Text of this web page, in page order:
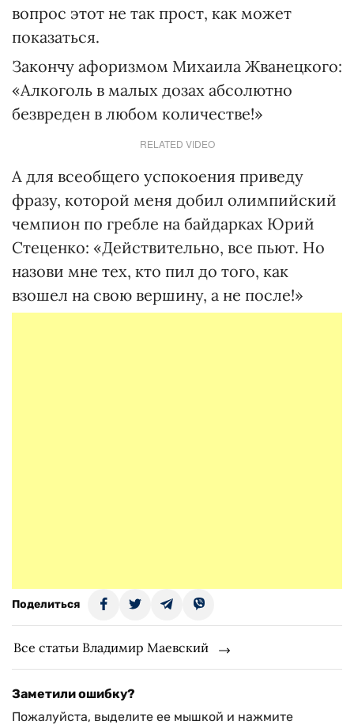
вопрос этот не так прост, как может
показаться.
Закончу афоризмом Михаила Жванецкого:
«Алкоголь в малых дозах абсолютно
безвреден в любом количестве!»
RELATED VIDEO
А для всеобщего успокоения приведу
фразу, которой меня добил олимпийский
чемпион по гребле на байдарках Юрий
Стеценко: «Действительно, все пьют. Но
назови мне тех, кто пил до того, как
взошел на свою вершину, а не после!»
Поделиться
Все статьи Владимир Маевский
Заметили ошибку?
Пожалуйста, выделите ее мышкой и нажмите